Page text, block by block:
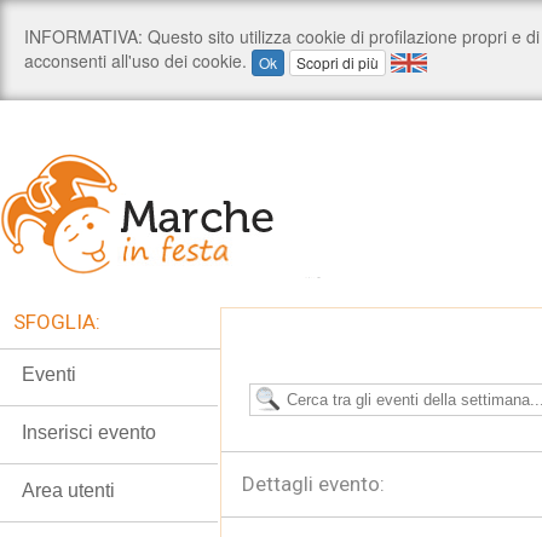
Dettagli evento:
SFOGLIA:
Eventi
Inserisci evento
Area utenti